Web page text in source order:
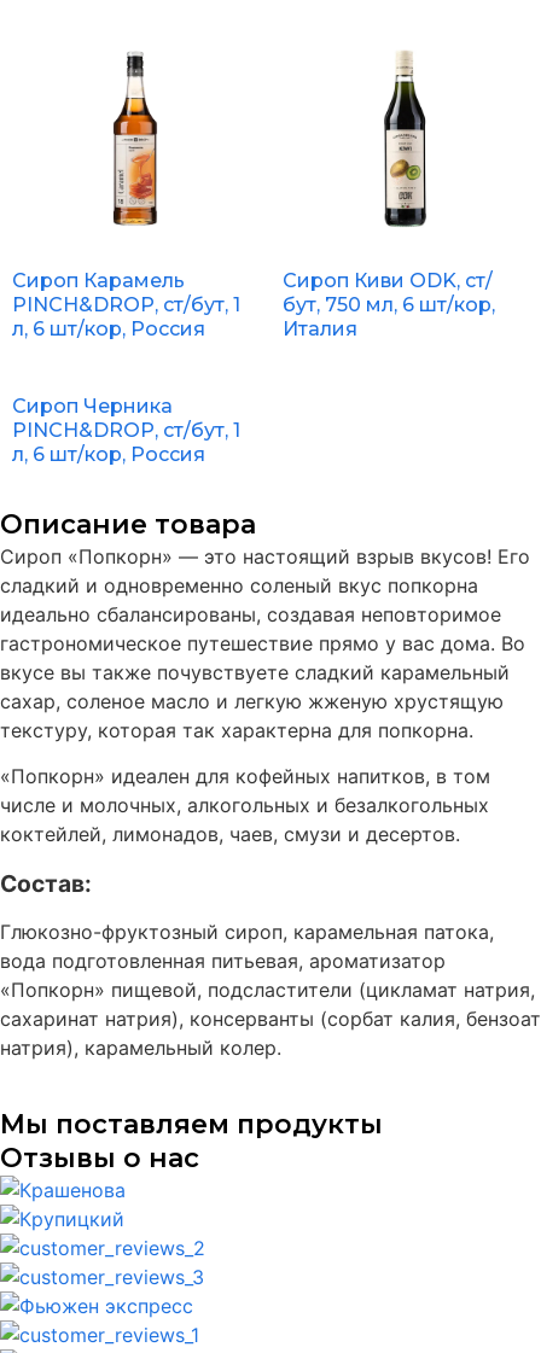
Сироп Карамель
PINCH&DROP, ст/бут, 1
л, 6 шт/кор, Россия
Сироп Киви ODK, ст/
бут, 750 мл, 6 шт/кор,
Италия
Сироп Черника
PINCH&DROP, ст/бут, 1
л, 6 шт/кор, Россия
Описание товара
Сироп «Попкорн» — это настоящий взрыв вкусов! Его
сладкий и одновременно соленый вкус попкорна
идеально сбалансированы, создавая неповторимое
гастрономическое путешествие прямо у вас дома. Во
вкусе вы также почувствуете сладкий карамельный
сахар, соленое масло и легкую жженую хрустящую
текстуру, которая так характерна для попкорна.
«Попкорн» идеален для кофейных напитков, в том
числе и молочных, алкогольных и безалкогольных
коктейлей, лимонадов, чаев, смузи и десертов.
Состав:
Глюкозно-фруктозный сироп, карамельная патока,
вода подготовленная питьевая, ароматизатор
«Попкорн» пищевой, подсластители (цикламат натрия,
сахаринат натрия), консерванты (сорбат калия, бензоат
натрия), карамельный колер.
Мы поставляем продукты
Отзывы о нас